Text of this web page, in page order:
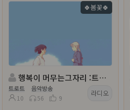
🍀봄꽃🍀
행복이 머무는그자리 :트로트
트로트
음악방송
10
56 9
라디오